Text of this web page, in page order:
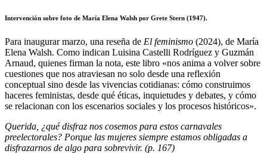
Intervención sobre foto de María Elena Walsh por Grete Stern (1947).
Para inaugurar marzo, una reseña de El feminismo (2024), de María
Elena Walsh. Como indican Luisina Castelli Rodríguez y Guzmán
Arnaud, quienes firman la nota, este libro «nos anima a volver sobre
cuestiones que nos atraviesan no solo desde una reflexión
conceptual sino desde las vivencias cotidianas: cómo construimos
haceres feministas, desde qué éticas, inquietudes y debates, y cómo
se relacionan con los escenarios sociales y los procesos históricos».
Querida, ¿qué disfraz nos cosemos para estos carnavales
preelectorales? Porque las mujeres siempre estamos obligadas a
disfrazarnos de algo para sobrevivir. (p. 167)